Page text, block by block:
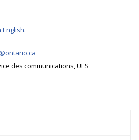
des communications, UES